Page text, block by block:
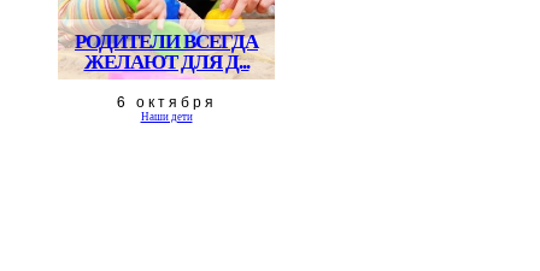
РОДИТЕЛИ ВСЕГДА
ЖЕЛАЮТ ДЛЯ Д...
6 октября
Наши дети